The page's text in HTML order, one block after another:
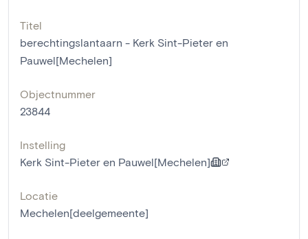
Titel
berechtingslantaarn - Kerk Sint-Pieter en
Pauwel[Mechelen]
Objectnummer
23844
Instelling
Kerk Sint-Pieter en Pauwel[Mechelen]
Locatie
Mechelen[deelgemeente]